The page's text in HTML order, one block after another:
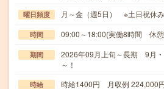
曜日頻度 月～金（週5日） ※土日祝休み
時間 09:00～18:00(実働8時間 休
期間
2026年09月上旬～長期 9月
～！
時給 時給1400円 月収例 224,000